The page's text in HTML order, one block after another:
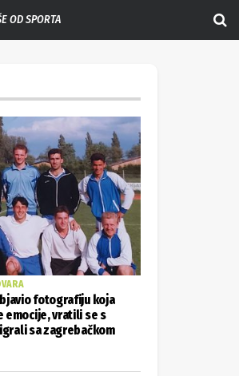
OD SPORTA
fotografiju koja
emocije, vratili se s
sa zagrebačkom